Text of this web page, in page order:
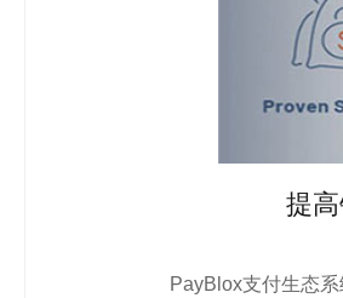
提
PayBlox支付生态